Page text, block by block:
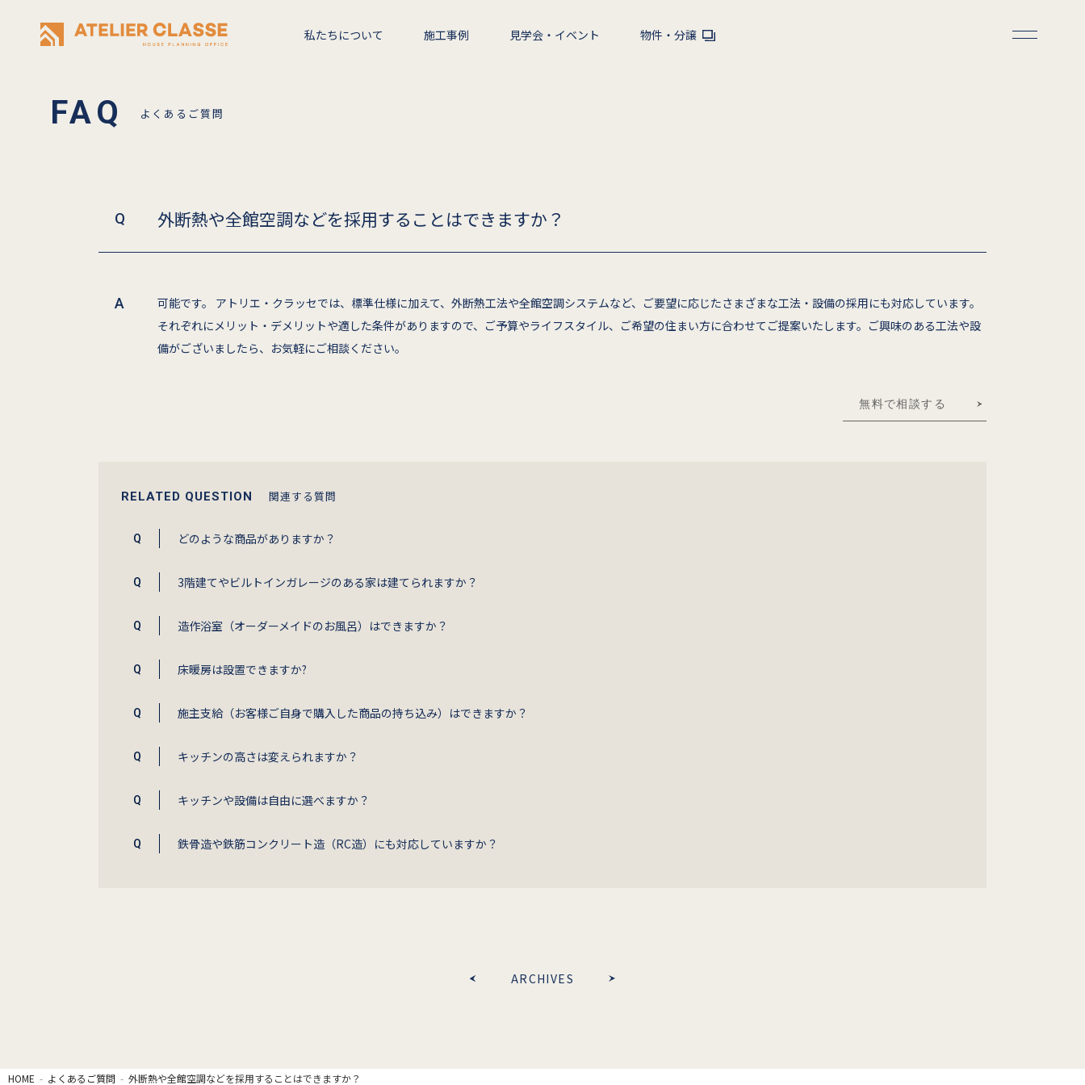
私たちについて 施工事例 見学会・イベント 物件・分譲
よくあるご質問
外断熱や全館空調などを採用することはできますか？
可能です。 アトリエ・クラッセでは、標準仕様に加えて、外断熱工法や全館空調システムなど、ご要望に応じたさまざまな工法・設備の採用にも対応しています。
それぞれにメリット・デメリットや適した条件がありますので、ご予算やライフスタイル、ご希望の住まい方に合わせてご提案いたします。ご興味のある工法や設
備がございましたら、お気軽にご相談ください。
無料で相談する
RELATED QUESTION 関連する質問
どのような商品がありますか？
3階建てやビルトインガレージのある家は建てられますか？
造作浴室（オーダーメイドのお風呂）はできますか？
床暖房は設置できますか?
施主支給（お客様ご自身で購入した商品の持ち込み）はできますか？
キッチンの高さは変えられますか？
キッチンや設備は自由に選べますか？
鉄骨造や鉄筋コンクリート造（RC造）にも対応していますか？
ARCHIVES
HOME よくあるご質問 外断熱や全館空調などを採用することはできますか？